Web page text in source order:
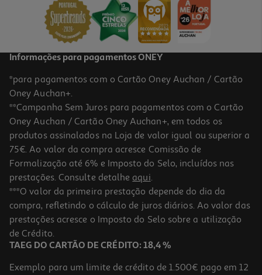
4.5
Tortilhas Auchan Integral 320 G
4.34 €/Kg
1,39 €
Informações para pagamentos ONEY
*para pagamentos com o Cartão Oney Auchan / Cartão
Oney Auchan+.
**Campanha Sem Juros para pagamentos com o Cartão
Oney Auchan / Cartão Oney Auchan+, em todos os
produtos assinalados na Loja de valor igual ou superior a
75€. Ao valor da compra acresce Comissão de
Formalização até 6% e Imposto do Selo, incluídos nas
prestações. Consulte detalhe aqui.
***O valor da primeira prestação depende do dia da
compra, refletindo o cálculo de juros diários. Ao valor das
prestações acresce o Imposto do Selo sobre a utilização
de Crédito.
TAEG DO CARTÃO DE CRÉDITO: 18,4 %
Exemplo para um limite de crédito de 1.500€ pago em 12